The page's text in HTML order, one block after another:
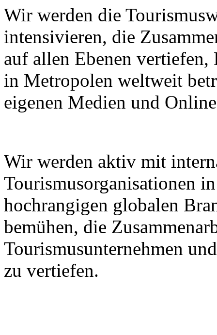
Wir werden die
intensivieren, die
auf allen Ebenen
in Metropolen weltweit
eigenen Medien und
Wir werden aktiv mit
Tourismusorganisationen
hochrangigen globalen
bemühen, die
Tourismusunternehmen
zu vertiefen.